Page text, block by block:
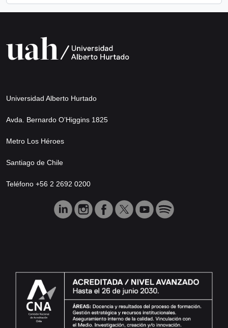
Universidad Alberto Hurtado
Avda. Bernardo O’Higgins 1825
Metro Los Héroes
Santiago de Chile
Teléfono +56 2 2692 0200